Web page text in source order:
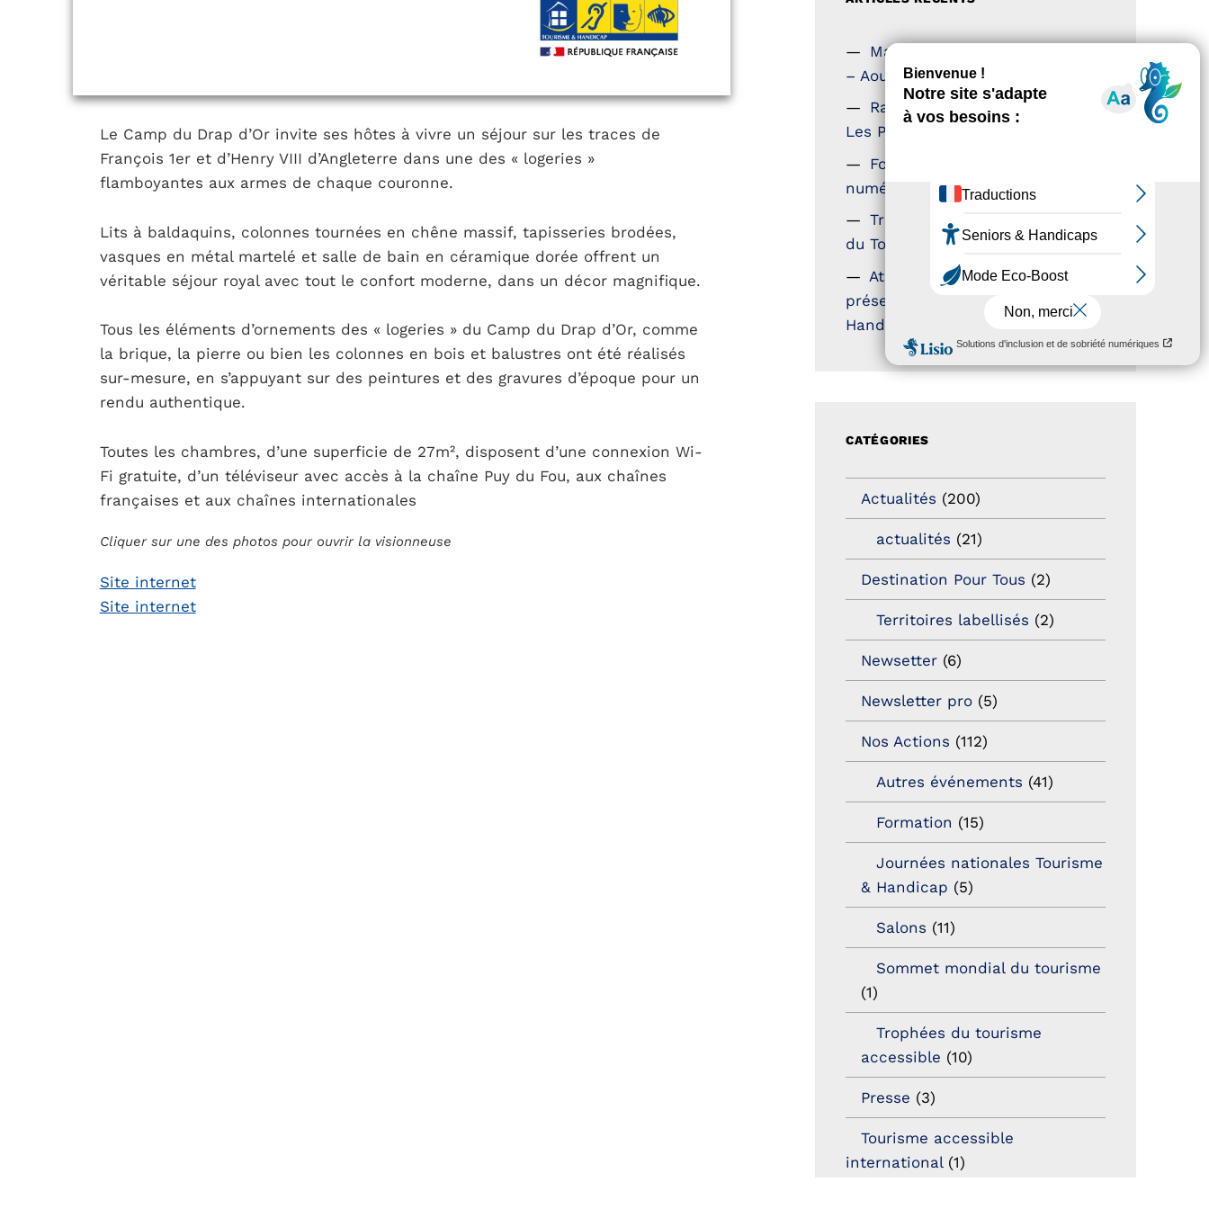
Le Camp du Drap d’Or invite ses hôtes à vivre un séjour sur les traces de
François 1er et d’Henry VIII d’Angleterre dans une des « logeries »
flamboyantes aux armes de chaque couronne.
Lits à baldaquins, colonnes tournées en chêne massif, tapisseries brodées,
vasques en métal martelé et salle de bain en céramique dorée offrent un
véritable séjour royal avec tout le confort moderne, dans un décor magnifique.
Tous les éléments d’ornements des « logeries » du Camp du Drap d’Or, comme
la brique, la pierre ou bien les colonnes en bois et balustres ont été réalisés
sur-mesure, en s’appuyant sur des peintures et des gravures d’époque pour un
rendu authentique.
Toutes les chambres, d’une superficie de 27m², disposent d’une connexion Wi-
Fi gratuite, d’un téléviseur avec accès à la chaîne Puy du Fou, aux chaînes
françaises et aux chaînes internationales
Cliquer sur une des photos pour ouvrir la visionneuse
Site internet
Site internet
Magazine Tourisme Accessible
– Aout 2026
Rallye Aicha des Gazelles –
Les Petillantes
Formation Communication
numérique
Trophées Horizons – Acteurs
du Tourisme Durable
Atout France – flyer
présentation label Tourisme &
Handicap
CATÉGORIES
Actualités (200)
actualités (21)
Destination Pour Tous (2)
Territoires labellisés (2)
Newsetter (6)
Newsletter pro (5)
Nos Actions (112)
Autres événements (41)
Formation (15)
Journées nationales Tourisme
& Handicap (5)
Salons (11)
Sommet mondial du tourisme
(1)
Trophées du tourisme
accessible (10)
Presse (3)
Tourisme accessible
international(1)